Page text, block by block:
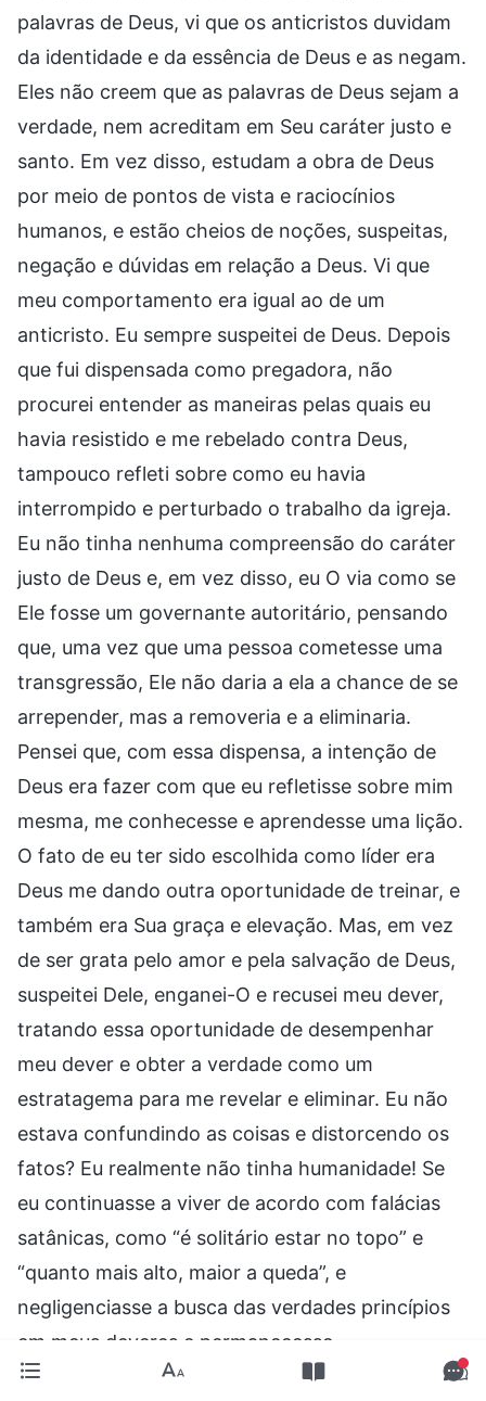
palavras de Deus, vi que os anticristos duvidam
da identidade e da essência de Deus e as negam.
Eles não creem que as palavras de Deus sejam a
verdade, nem acreditam em Seu caráter justo e
santo. Em vez disso, estudam a obra de Deus
por meio de pontos de vista e raciocínios
humanos, e estão cheios de noções, suspeitas,
negação e dúvidas em relação a Deus. Vi que
meu comportamento era igual ao de um
anticristo. Eu sempre suspeitei de Deus. Depois
que fui dispensada como pregadora, não
procurei entender as maneiras pelas quais eu
havia resistido e me rebelado contra Deus,
tampouco refleti sobre como eu havia
interrompido e perturbado o trabalho da igreja.
Eu não tinha nenhuma compreensão do caráter
justo de Deus e, em vez disso, eu O via como se
Ele fosse um governante autoritário, pensando
que, uma vez que uma pessoa cometesse uma
transgressão, Ele não daria a ela a chance de se
arrepender, mas a removeria e a eliminaria.
Pensei que, com essa dispensa, a intenção de
Deus era fazer com que eu refletisse sobre mim
mesma, me conhecesse e aprendesse uma lição.
O fato de eu ter sido escolhida como líder era
Deus me dando outra oportunidade de treinar, e
também era Sua graça e elevação. Mas, em vez
de ser grata pelo amor e pela salvação de Deus,
suspeitei Dele, enganei-O e recusei meu dever,
tratando essa oportunidade de desempenhar
meu dever e obter a verdade como um
estratagema para me revelar e eliminar. Eu não
estava confundindo as coisas e distorcendo os
fatos? Eu realmente não tinha humanidade! Se
eu continuasse a viver de acordo com falácias
satânicas, como “é solitário estar no topo” e
“quanto mais alto, maior a queda”, e
negligenciasse a busca das verdades princípios
em meus deveres e permanecesse
constantemente me protegendo contra Deus e